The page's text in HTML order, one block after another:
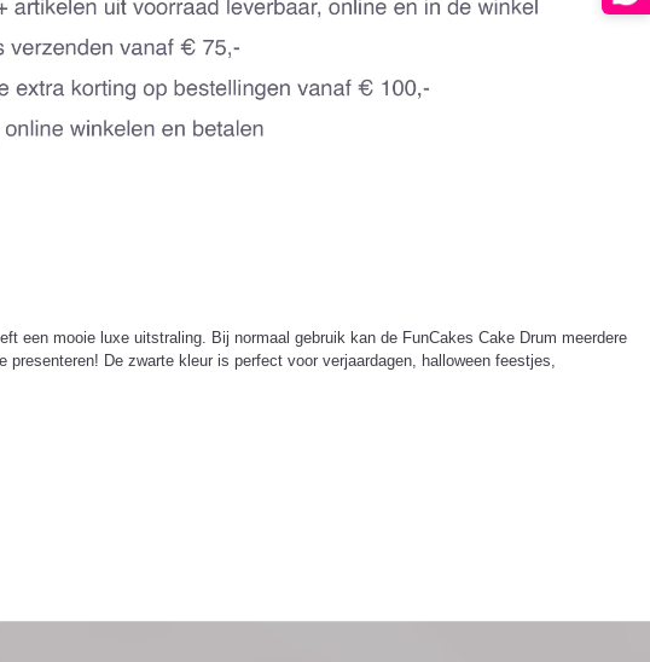
een mooie luxe uitstraling. Bij normaal gebruik kan de FunCakes Cake Drum meerdere
De zwarte kleur is perfect voor verjaardagen, halloween feestjes,